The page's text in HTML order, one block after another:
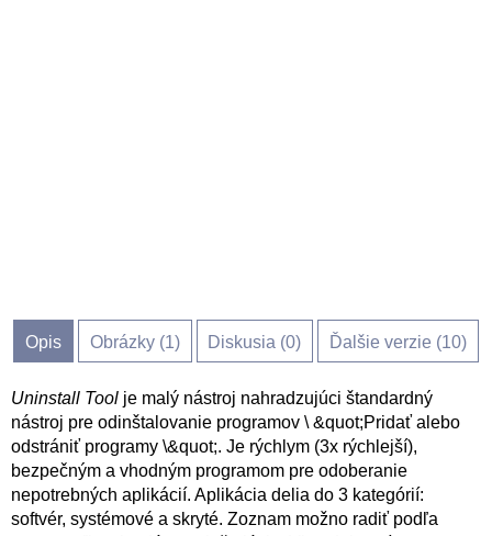
Opis Obrázky (1) Diskusia (0) Ďalšie verzie (10)
Uninstall Tool je malý nástroj nahradzujúci štandardný
nástroj pre odinštalovanie programov \ &quot;Pridať alebo
odstrániť programy \&quot;. Je rýchlym (3x rýchlejší),
bezpečným a vhodným programom pre odoberanie
nepotrebných aplikácií. Aplikácia delia do 3 kategórií:
softvér, systémové a skryté. Zoznam možno radiť podľa